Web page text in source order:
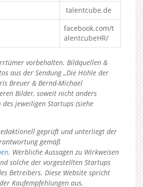
talentcube.de
facebook.com/t
alentcubeHR/
vorbehalten. Bildquellen &
aus der Sendung „Die Höhle der
Breuer & Bernd-Michael
Bilder, soweit nicht anders
jeweiligen Startups (siehe
geprüft und unterliegt der
gemäß
. Werbliche Aussagen zu Wirkweisen
solche der vorgestellten Startups
Betreibers. Diese Website spricht
Kaufempfehlungen aus.